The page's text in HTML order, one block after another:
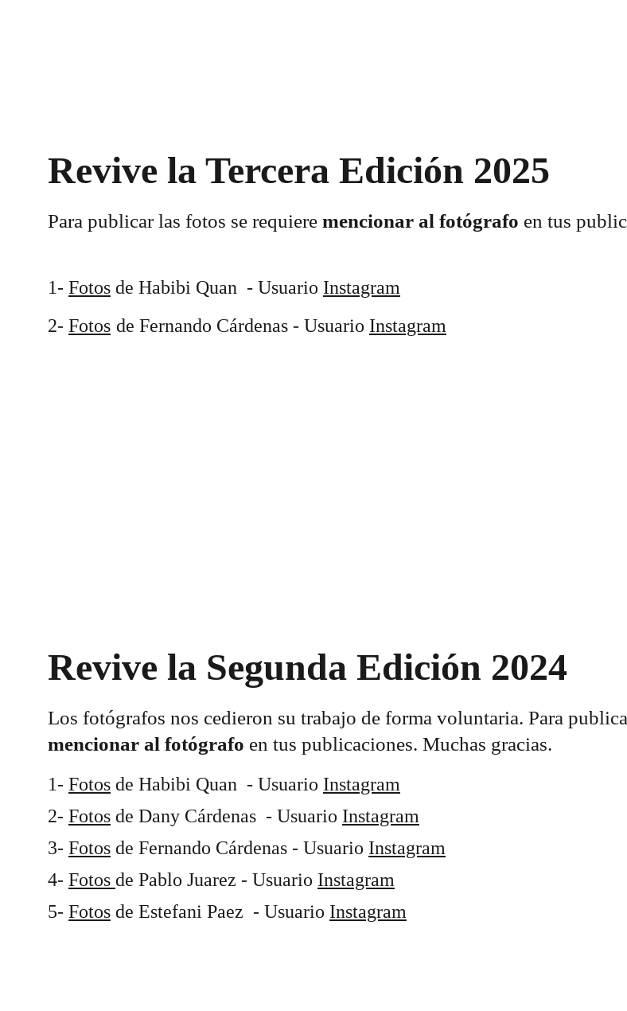
Revive la Tercera Edición 2025
Para publicar las fotos se requiere mencionar al fotógrafo en tus
2- Fotos de Fernando Cárdenas - Usuario Instagram
1- Fotos de Habibi Quan  - Usuario Instagram
Revive la Segunda Edición 2024
Los fotógrafos nos cedieron su trabajo de forma voluntaria. Para
mencionar al fotógrafo en tus publicaciones. Muchas gracias.
3- Fotos de Fernando Cárdenas - Usuario Instagram
4- Fotos de Pablo Juarez - Usuario Instagram
5- Fotos de Estefani Paez  - Usuario Instagram
1- Fotos de Habibi Quan  - Usuario Instagram
2- Fotos de Dany Cárdenas  - Usuario Instagram